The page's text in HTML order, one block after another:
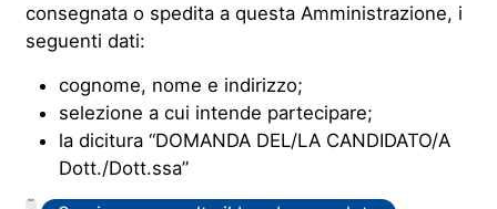
consegnata o spedita a questa Amministrazione, i
seguenti dati:
cognome, nome e indirizzo;
selezione a cui intende partecipare;
la dicitura “DOMANDA DEL/LA CANDIDATO/A
Dott./Dott.ssa”
PDF